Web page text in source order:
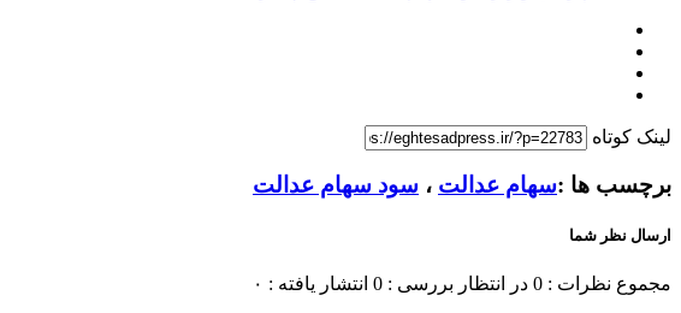
لینک کوتاه
برچسب ها :سهام عدالت ، سود سهام عدالت
ارسال نظر شما
مجموع نظرات : 0 در انتظار بررسی : 0 انتشار یافته : ۰